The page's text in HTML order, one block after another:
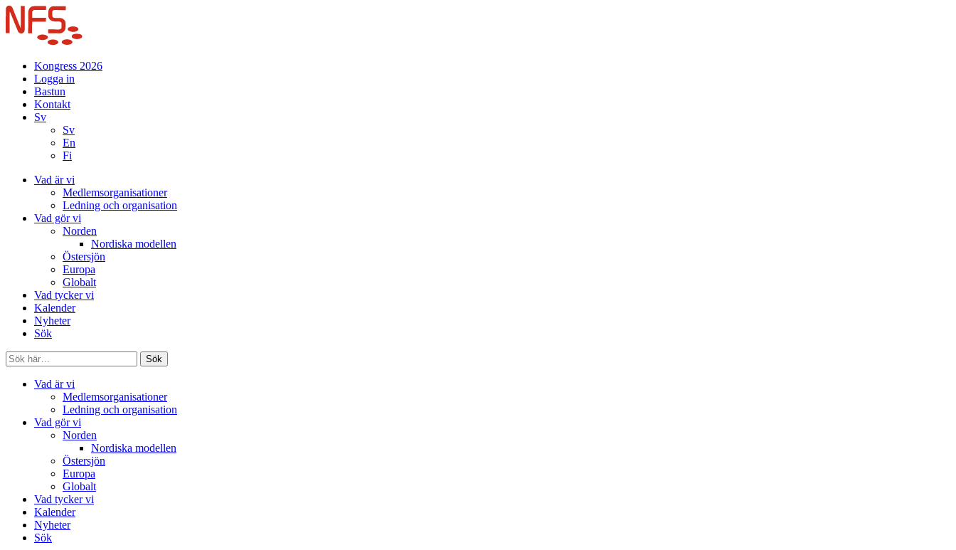
Kongress 2026
Logga in
Bastun
Kontakt
Sv
Sv
En
Fi
Vad är vi
Medlemsorganisationer
Ledning och organisation
Vad gör vi
Norden
Nordiska modellen
Östersjön
Europa
Globalt
Vad tycker vi
Kalender
Nyheter
Sök
Sök
Vad är vi
Medlemsorganisationer
Ledning och organisation
Vad gör vi
Norden
Nordiska modellen
Östersjön
Europa
Globalt
Vad tycker vi
Kalender
Nyheter
Sök